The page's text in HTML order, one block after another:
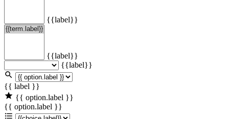
{{label}}
{{label}}
{{label}}
{{ label }}
{{ option.label }}
{{ option.label }}